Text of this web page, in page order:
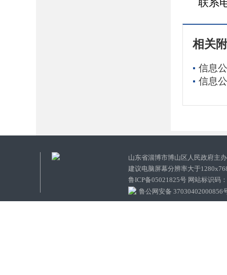
联系
相关
信息
信息
山东省淄博市博山区人民政府
建议电脑屏幕分辨率大于
鲁ICP备05021825号 网站标识码
鲁公网安备 37030402000856